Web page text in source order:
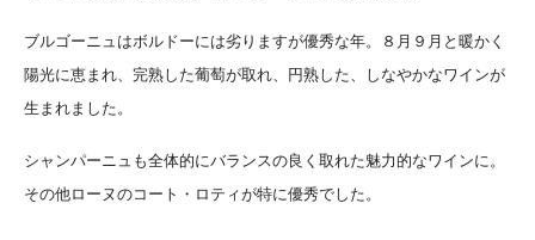
ブルゴーニュはボルドーには劣りますが優秀な年。８月９月と暖かく
陽光に恵まれ、完熟した葡萄が取れ、円熟した、しなやかなワインが
生まれました。
シャンパーニュも全体的にバランスの良く取れた魅力的なワインに。
その他ローヌのコート・ロティが特に優秀でした。